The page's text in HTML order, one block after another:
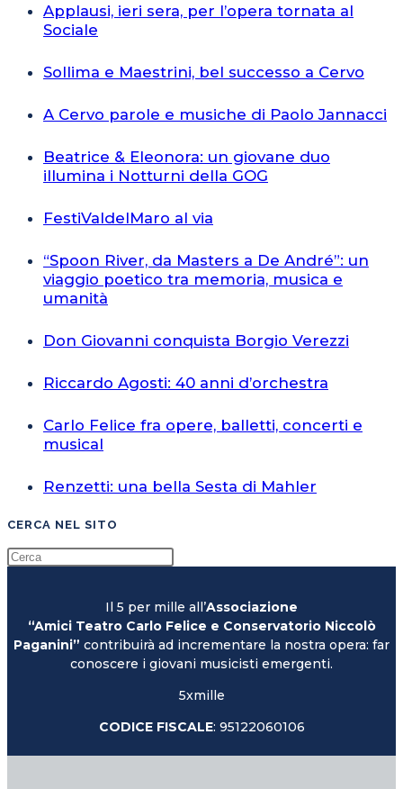
Applausi, ieri sera, per l’opera tornata al
Sociale
Sollima e Maestrini, bel successo a Cervo
A Cervo parole e musiche di Paolo Jannacci
Beatrice & Eleonora: un giovane duo
illumina i Notturni della GOG
FestiValdelMaro al via
“Spoon River, da Masters a De André”: un
viaggio poetico tra memoria, musica e
umanità
Don Giovanni conquista Borgio Verezzi
Riccardo Agosti: 40 anni d’orchestra
Carlo Felice fra opere, balletti, concerti e
musical
Renzetti: una bella Sesta di Mahler
CERCA NEL SITO
Il 5 per mille all’Associazione
“Amici Teatro Carlo Felice e Conservatorio Niccolò
Paganini” contribuirà ad incrementare la nostra opera: far
conoscere i giovani musicisti emergenti.
5xmille
CODICE FISCALE: 95122060106